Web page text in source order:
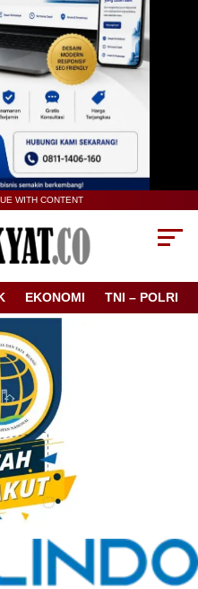
WITH CONTENT
EKONOMI TNI – POLRI